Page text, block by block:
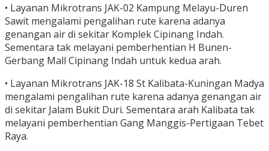
• Layanan Mikrotrans JAK-02 Kampung Melayu-Duren
Sawit mengalami pengalihan rute karena adanya
genangan air di sekitar Komplek Cipinang Indah.
Sementara tak melayani pemberhentian H Bunen-
Gerbang Mall Cipinang Indah untuk kedua arah.
• Layanan Mikrotrans JAK-18 St Kalibata-Kuningan Madya
mengalami pengalihan rute karena adanya genangan air
di sekitar Jalam Bukit Duri. Sementara arah Kalibata tak
melayani pemberhentian Gang Manggis-Pertigaan Tebet
Raya.